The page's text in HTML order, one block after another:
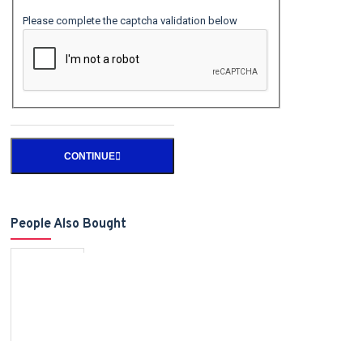
Please complete the captcha validation below
CONTINUE
People Also Bought